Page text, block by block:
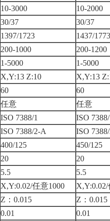
10-3000 10-2000
30/37 30/37
1397/1723 1437/1773
200-1000 200-1200
1-5000 1-5000
X,Y:13 Z:10 X,Y:13
60 60
任意 任意
ISO 7388/1 ISO 7388/
ISO 7388/2-A ISO
400/125 450/125
20 20
5.5 5.5
X,Y:0.02/任意1000
Z：0.015 Z：0.015
0.01 0.01